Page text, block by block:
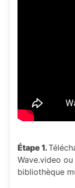
Étape 1.
Wave.video
bibliothèque